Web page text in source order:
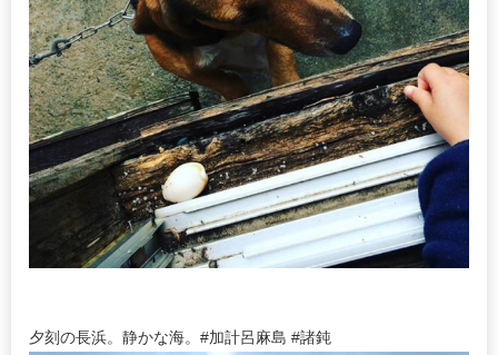
夕刻の長浜。静かな海。#加計呂麻島 #諸鈍